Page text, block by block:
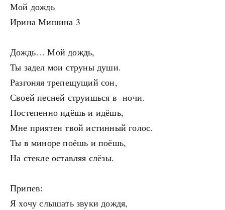
Мой дождь
Ирина Мишина 3
Дождь… Мой дождь,
Ты задел мои струны души.
Разгоняя трепещущий сон,
Своей песней струишься в ночи.
Постепенно идёшь и идёшь,
Мне приятен твой истинный голос.
Ты в миноре поёшь и поёшь,
На стекле оставляя слёзы.
Припев:
Я хочу слышать звуки дождя,